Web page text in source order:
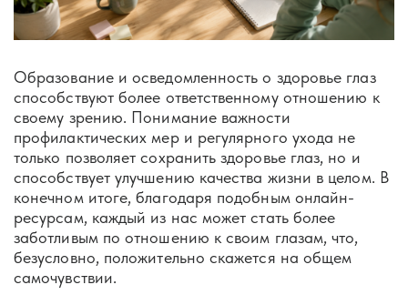
Образование и осведомленность о здоровье глаз
способствуют более ответственному отношению к
своему зрению. Понимание важности
профилактических мер и регулярного ухода не
только позволяет сохранить здоровье глаз, но и
способствует улучшению качества жизни в целом. В
конечном итоге, благодаря подобным онлайн-
ресурсам, каждый из нас может стать более
заботливым по отношению к своим глазам, что,
безусловно, положительно скажется на общем
самочувствии.